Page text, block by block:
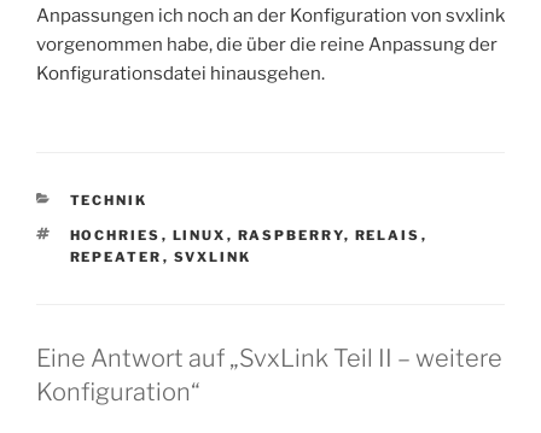
Anpassungen ich noch an der Konfiguration von svxlink
vorgenommen habe, die über die reine Anpassung der
Konfigurationsdatei hinausgehen.
KATEGORIEN
TECHNIK
SCHLAGWÖRTER
HOCHRIES , LINUX , RASPBERRY, RELAIS ,
REPEATER , SVXLINK
Eine Antwort auf „SvxLink Teil II – weitere
Konfiguration“